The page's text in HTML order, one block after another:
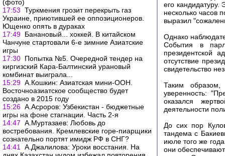
(фото)
17:53 Туркмения грозит перекрыть газ
Украине, приютившей ее оппозиционеров.
Ющенко опять в дураках
17:49 Банановый... хоккей. В китайском
Чанчуне стартовали 6-е зимние Азиатские
игры
17:30 Попытка №5. Очередной тендер на
киргизский Кара-Балтинский урановый
комбинат выиграла...
15:29 А.Кошкин: Азиатская мини-ООН.
Восточноазиатское сообщество будет
создано в 2015 году
15:26 А.Асроров: Узбекистан - бюджетные
игры на фоне стагнации. Часть 2-я
14:47 А.Муртазаев: Любовь до
востребования. Кремлевские горе-пиарщики
сознательно портят имидж РФ в СНГ?
14:41
А.Джалилова: Уроки восстания. На
его кандидатуру.
несколько часов
выразил
Однако
События в
президентской
отсутствие
свидетельство
Таким
уверенность:
оказался
деятельности
До сих пор
тандема с
июле того же
они